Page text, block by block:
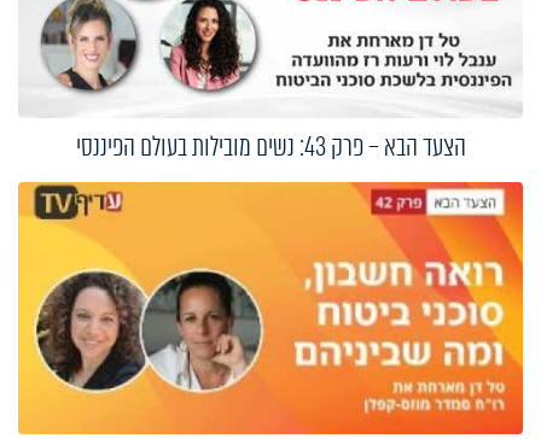
הצעד הבא – פרק 43: נשים מובילות בעולם הפיננסי